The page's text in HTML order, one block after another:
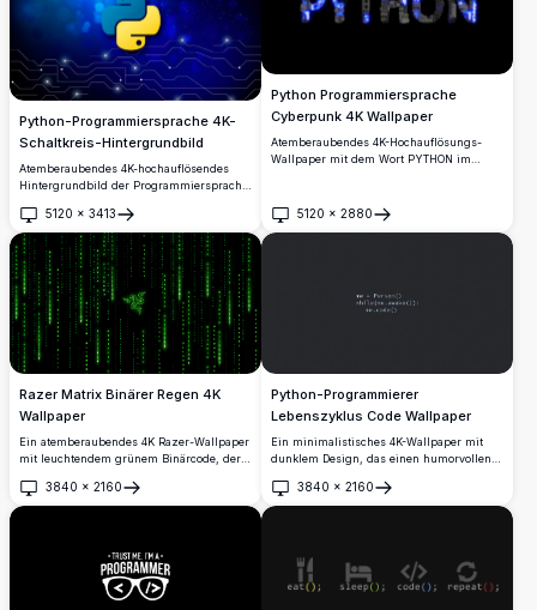
Python-Programmiersprache 4K-
Schaltkreis-Hintergrundbild
Atemberaubendes 4K-hochauflösendes
Hintergrundbild der Programmiersprache
Mitte auf einem tiefblauen Schaltplatinen-
Hintergrund mit leuchtenden Bokeh-
Effekten und digitalen Netzwerklinien.
5120 × 3413
Öffnen
Python Programmiersprache
Cyberpunk 4K Wallpaper
Atemberaubendes 4K-Hochauflösungs-
Wallpaper mit dem Wort PYTHON im
Leiterplatteneelementen und
futuristischen Tech-Details auf einem
5120 × 2880
Öffnen
Razer Matrix Binärer Regen 4K
Wallpaper
Ein atemberaubendes 4K Razer-Wallpaper
mit leuchtendem grünem Binärcode, der
herabrieselt, mit dem ikonischen Razer-
Drei-Schlangen-Logo, das in der Mitte in
3840 × 2160
Öffnen
Python-Programmierer
Lebenszyklus Code Wallpaper
Ein minimalistisches 4K-Wallpaper mit
dunklem Design, das einen humorvollen
Leben eines Programmierers darstellt.
Perfekt für Entwickler, die jeden wachen
3840 × 2160
Öffnen